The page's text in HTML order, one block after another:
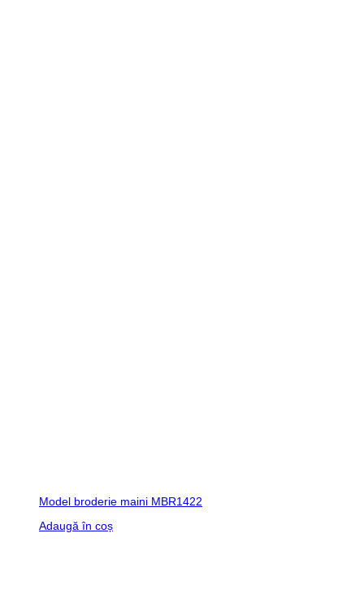
Model broderie maini MBR1422
Adaugă în coș